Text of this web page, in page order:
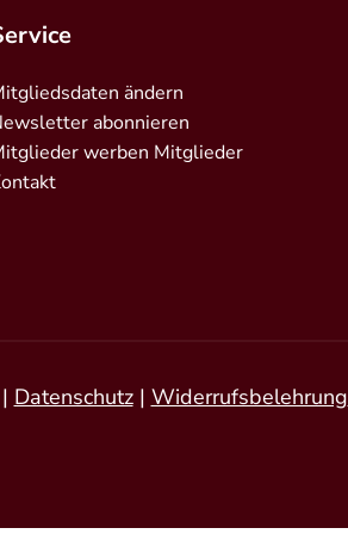
ändern
abonnieren
werben Mitglieder
| Datenschutz| Widerrufsbelehrung